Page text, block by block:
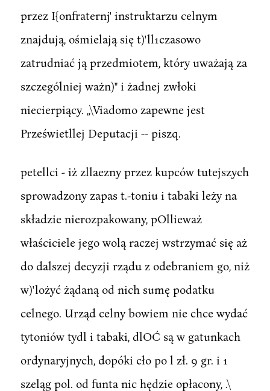
przez I{onfraternj' instruktarzu celnym
znajdują, ośmielają się t)'ll1czasowo
zatrudniać ją przedmiotem, który uważają za
szczególniej ważn)" i żadnej zwłoki
niecierpiący. ,,\Viadomo zapewne jest
Prześwietllej Deputacji -- piszq.
petellci - iż zllaezny przez kupców tutejszych
sprowadzony zapas t.-toniu i tabaki leży na
składzie nierozpakowany, pOllieważ
właściciele jego wolą raczej wstrzymać się aż
do dalszej decyzji rządu z odebraniem go, niż
w)'lożyć żądaną od nich sumę podatku
celnego. Urząd celny bowiem nie chce wydać
tytoniów tydl i tabaki, dlOĆ są w gatunkach
ordynaryjnych, dopóki cło po l zł. 9 gr. i 1
szeląg pol. od funta nic hędzie opłacony, .\